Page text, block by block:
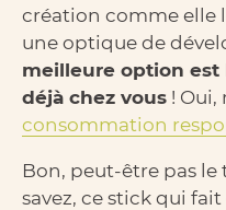
création comme elle
une optique de
meilleure option est
déjà chez vous !
consommation
Bon, peut-être pas le
savez, ce stick qui